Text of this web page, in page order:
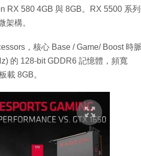
RX 580 4GB 與 8GB。RX 5500 系列
架構。
，核心 Base / Game/ Boost 時
的 128-bit GDDR6 記憶體，頻寬
載 8GB。